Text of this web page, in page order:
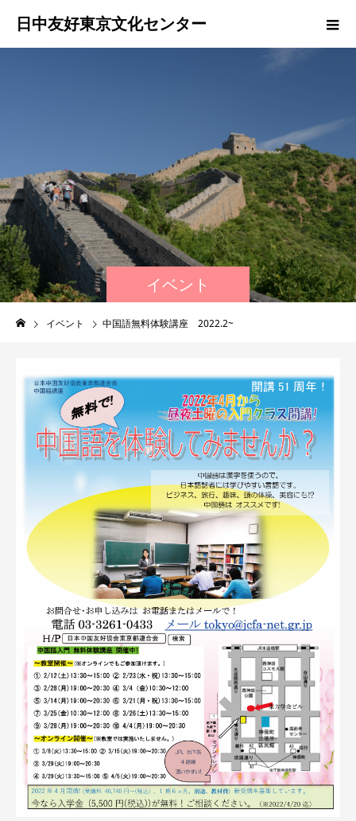
日中友好東京文化センター
イベント
イベント 中国語無料体験講座 2022.2~